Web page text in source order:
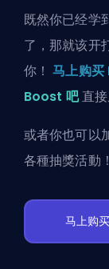
既然你已经学
了，那就该开
你！马上购
Boost 吧直接
或者你也可以
各種抽獎活動！
马上购